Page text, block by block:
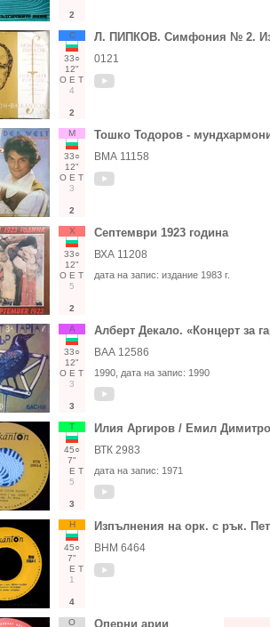
2
С
33○
12"
О Е Т
4
2
Л. ПИПКОВ. Симфония № 2.
0121
М
33○
12"
О Е Т
3
2
Тошко Тодоров -
ВМА 11158
Х
33○
12"
О Е Т
5
2
Септември 1923 година
ВХА 11208
дата на запис: издание 1983 г.
А
33○
12"
О Е Т
3
3
Алберт Декало. «Концерт за
ВАА 12586
1990 , дата на запис: 1990
Т
45○
7"
Е Т
5
3
Илия Аргиров / Емил
ВТК 2983
дата на запис: 1971
Н
45○
7"
Е Т
1
4
Изпълнения на орк. с рък.
ВНМ 6464
О Оперни арии